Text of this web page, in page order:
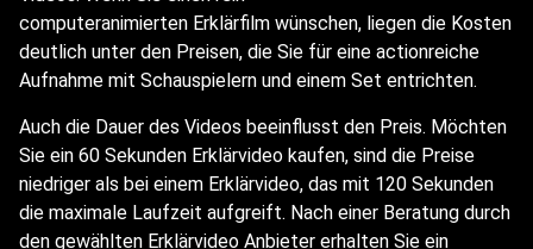
computeranimierten Erklärfilm wünschen, liegen die Kosten
deutlich unter den Preisen, die Sie für eine actionreiche
Aufnahme mit Schauspielern und einem Set entrichten.
Auch die Dauer des Videos beeinflusst den Preis. Möchten
Sie ein 60 Sekunden Erklärvideo kaufen, sind die Preise
niedriger als bei einem Erklärvideo, das mit 120 Sekunden
die maximale Laufzeit aufgreift. Nach einer Beratung durch
den gewählten Erklärvideo Anbieter erhalten Sie ein